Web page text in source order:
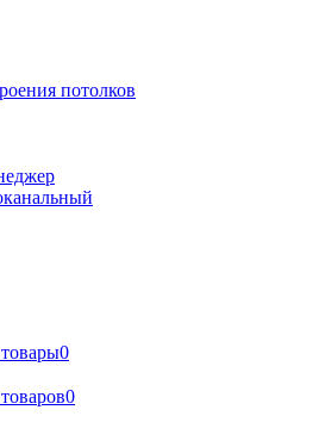
потолков
0
0